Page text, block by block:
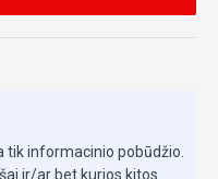
tik informacinio pobūdžio.
ir/ar bet kurios kitos